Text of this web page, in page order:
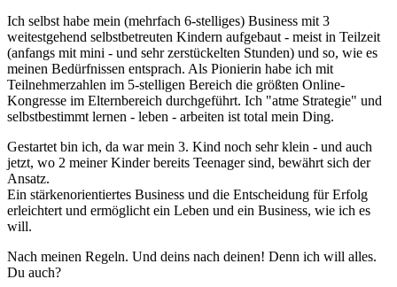
Ich selbst habe mein (mehrfach 6-stelliges) Business mit 3
weitestgehend selbstbetreuten Kindern aufgebaut - meist in Teilzeit
(anfangs mit mini - und sehr zerstückelten Stunden) und so, wie es
meinen Bedürfnissen entsprach. Als Pionierin habe ich mit
Teilnehmerzahlen im 5-stelligen Bereich die größten Online-
Kongresse im Elternbereich durchgeführt. Ich "atme Strategie" und
selbstbestimmt lernen - leben - arbeiten ist total mein Ding.
Gestartet bin ich, da war mein 3. Kind noch sehr klein - und auch
jetzt, wo 2 meiner Kinder bereits Teenager sind, bewährt sich der
Ansatz.
Ein stärkenorientiertes Business und die Entscheidung für Erfolg
erleichtert und ermöglicht ein Leben und ein Business, wie ich es
will.
Nach meinen Regeln. Und deins nach deinen! Denn ich will alles.
Du auch?